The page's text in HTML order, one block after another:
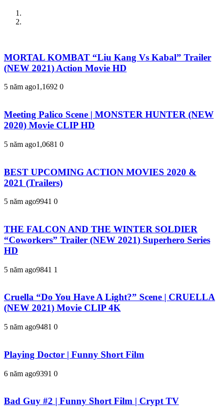
MORTAL KOMBAT “Liu Kang Vs Kabal” Trailer
(NEW 2021) Action Movie HD
5 năm ago1,1692 0
Meeting Palico Scene | MONSTER HUNTER (NEW
2020) Movie CLIP HD
5 năm ago1,0681 0
BEST UPCOMING ACTION MOVIES 2020 &
2021 (Trailers)
5 năm ago9941 0
THE FALCON AND THE WINTER SOLDIER
“Coworkers” Trailer (NEW 2021) Superhero Series
HD
5 năm ago9841 1
Cruella “Do You Have A Light?” Scene | CRUELLA
(NEW 2021) Movie CLIP 4K
5 năm ago9481 0
Playing Doctor | Funny Short Film
6 năm ago9391 0
Bad Guy #2 | Funny Short Film | Crypt TV